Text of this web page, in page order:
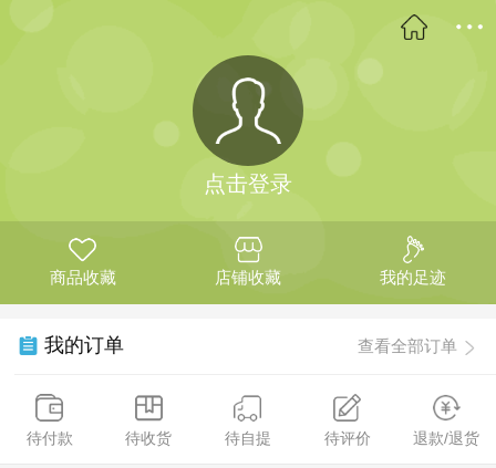
点击登录
商品收藏 店铺收藏 我的足迹
我的订单 查看全部订单
待付款 待收货 待自提 待评价 退款/退货